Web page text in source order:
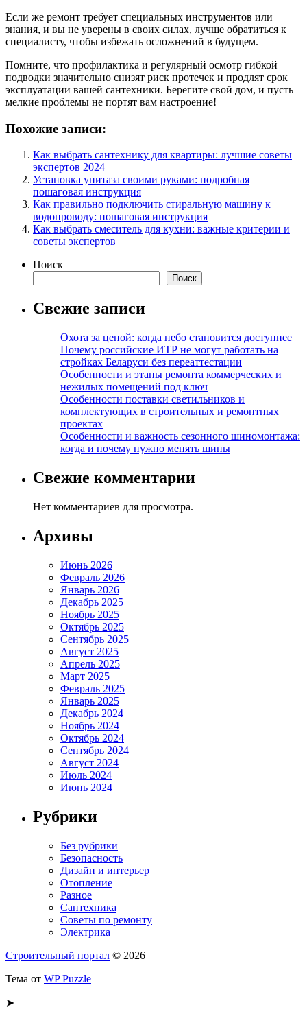
Если же ремонт требует специальных инструментов или
знания, и вы не уверены в своих силах, лучше обратиться к
специалисту, чтобы избежать осложнений в будущем.
Помните, что профилактика и регулярный осмотр гибкой
подводки значительно снизят риск протечек и продлят срок
эксплуатации вашей сантехники. Берегите свой дом, и пусть
мелкие проблемы не портят вам настроение!
Похожие записи:
Как выбрать сантехнику для квартиры: лучшие советы
экспертов 2024
Установка унитаза своими руками: подробная
пошаговая инструкция
Как правильно подключить стиральную машину к
водопроводу: пошаговая инструкция
Как выбрать смеситель для кухни: важные критерии и
советы экспертов
Поиск
Поиск
Свежие записи
Охота за ценой: когда небо становится доступнее
Почему российские ИТР не могут работать на
стройках Беларуси без переаттестации
Особенности и этапы ремонта коммерческих и
нежилых помещений под ключ
Особенности поставки светильников и
комплектующих в строительных и ремонтных
проектах
Особенности и важность сезонного шиномонтажа:
когда и почему нужно менять шины
Свежие комментарии
Нет комментариев для просмотра.
Архивы
Июнь 2026
Февраль 2026
Январь 2026
Декабрь 2025
Ноябрь 2025
Октябрь 2025
Сентябрь 2025
Август 2025
Апрель 2025
Март 2025
Февраль 2025
Январь 2025
Декабрь 2024
Ноябрь 2024
Октябрь 2024
Сентябрь 2024
Август 2024
Июль 2024
Июнь 2024
Рубрики
Без рубрики
Безопасность
Дизайн и интерьер
Отопление
Разное
Сантехника
Советы по ремонту
Электрика
Строительный портал © 2026
Тема от WP Puzzle
➤